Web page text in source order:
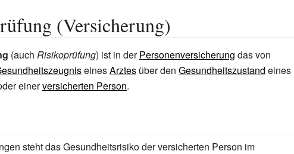
(Versicherung)
(auch Risikoprüfung) ist in derPersonenversicherung das von
einesArztes über den Gesundheitszustand eines
einerversicherten Person.
steht das Gesundheitsrisiko der versicherten Person im